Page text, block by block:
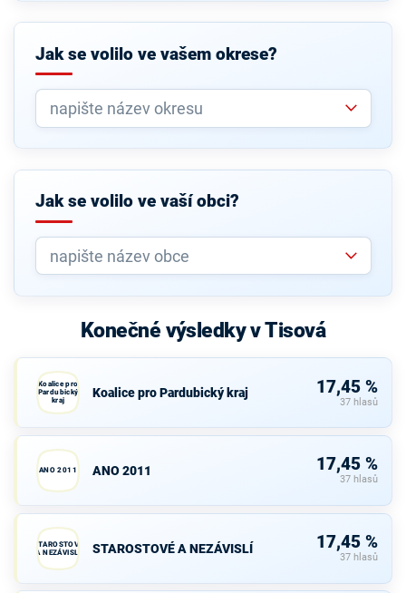
Jak se volilo ve vašem okrese?
Jak se volilo ve vaší obci?
Konečné výsledky v Tisová
Koalice pro
Pardubický
kraj
Koalice pro Pardubický kraj 17,45 %
37 hlasů
ANO 2011 ANO 2011 17,45 %
37 hlasů
STAROSTOVÉ
A NEZÁVISLÍ
STAROSTOVÉ A NEZÁVISLÍ 17,45 %
37 hlasů